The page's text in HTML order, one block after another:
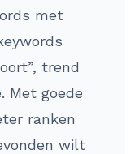
met
trend
Met goede
ranken
wilt